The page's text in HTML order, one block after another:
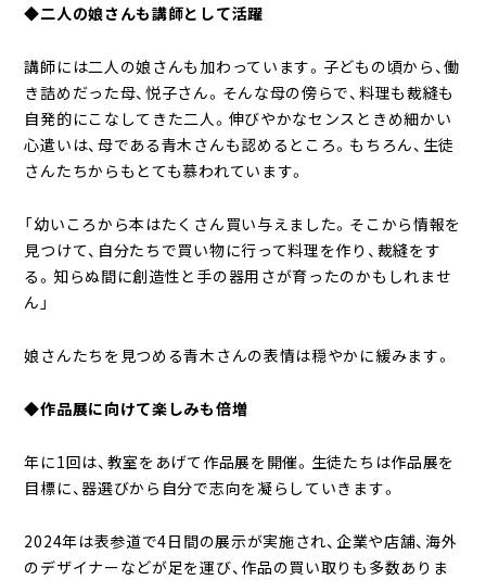
◆二人の娘さんも講師として活躍
講師には二人の娘さんも加わっています。子どもの頃から、働
き詰めだった母、悦子さん。そんな母の傍らで、料理も裁縫も
自発的にこなしてきた二人。伸びやかなセンスときめ細かい
心遣いは、母である青木さんも認めるところ。もちろん、生徒
さんたちからもとても慕われています。
「幼いころから本はたくさん買い与えました。そこから情報を
見つけて、自分たちで買い物に行って料理を作り、裁縫をす
る。知らぬ間に創造性と手の器用さが育ったのかもしれませ
ん」
娘さんたちを見つめる青木さんの表情は穏やかに緩みます。
◆作品展に向けて楽しみも倍増
年に1回は、教室をあげて作品展を開催。生徒たちは作品展を
目標に、器選びから自分で志向を凝らしていきます。
2024年は表参道で4日間の展示が実施され、企業や店舗、海外
のデザイナーなどが足を運び、作品の買い取りも多数ありま